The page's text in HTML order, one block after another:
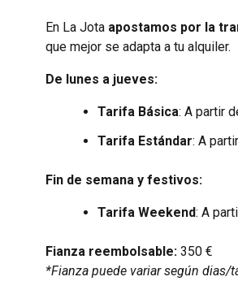
En La Jota apostamos por la
que mejor se adapta a tu alquiler.
De lunes a jueves:
Tarifa Básica: A partir
Tarifa Estándar: A
Fin de semana y festivos:
Tarifa Weekend: A
Fianza reembolsable: 350 €
*Fianza puede variar según dias/